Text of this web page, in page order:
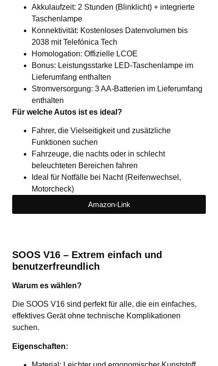
Akkulaufzeit: 2 Stunden (Blinklicht) + integrierte
Taschenlampe
Konnektivität: Kostenloses Datenvolumen bis
2038 mit Telefónica Tech
Homologation: Offizielle LCOE
Bonus: Leistungsstarke LED-Taschenlampe im
Lieferumfang enthalten
Stromversorgung: 3 AA-Batterien im Lieferumfang
enthalten
Für welche Autos ist es ideal?
Fahrer, die Vielseitigkeit und zusätzliche
Funktionen suchen
Fahrzeuge, die nachts oder in schlecht
beleuchteten Bereichen fahren
Ideal für Notfälle bei Nacht (Reifenwechsel,
Motorcheck)
Amazon-Link
SOOS V16 – Extrem einfach und
benutzerfreundlich
Warum es wählen?
Die SOOS V16 sind perfekt für alle, die ein einfaches,
effektives Gerät ohne technische Komplikationen
suchen.
Eigenschaften: